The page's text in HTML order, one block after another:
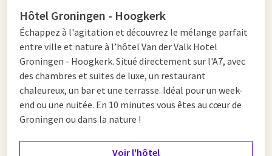
week-end prolongé sans soucis à Groningen.
Dernière minute week-end escapade à
Groningue
Envie d'une escapade spontanée ? Réservez alors undernière
minuteweek-end à Groningen. Grâce aux nombreuses
attractions, aux terrasses conviviales et aux hotspots
culturels, vous ne vous ennuierez pas une seule seconde. Les
hôtels Van der Valk de la région offrent des chambres
Hôtel Groningen - Hoogkerk
Échappez à l'agitation et découvrez le mélange parfait
entre ville et nature à l’hôtel Van der Valk Hotel
Groningen - Hoogkerk. Situé directement sur l'A7, avec
des chambres et suites de luxe, un restaurant
chaleureux, un bar et une terrasse. Idéal pour un week-
end ou une nuitée. En 10 minutes vous êtes au cœur de
Groningen ou dans la nature !
Voir l'hôtel